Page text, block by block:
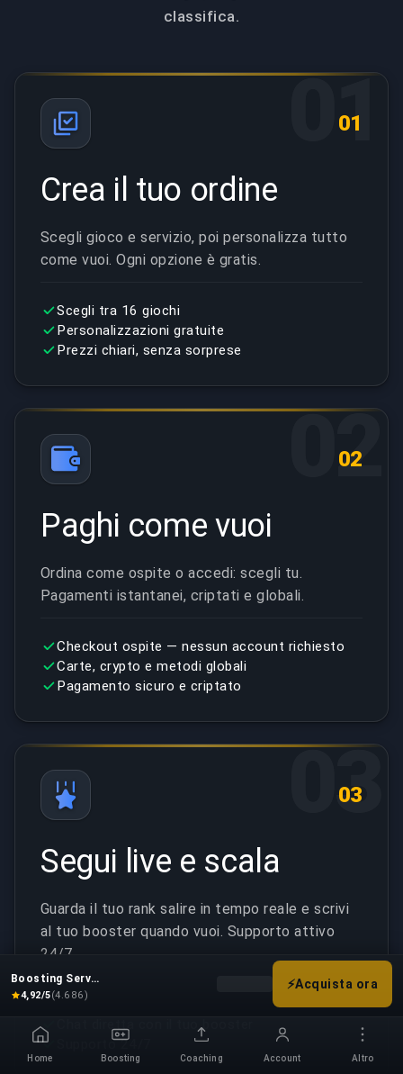
Boosting Service
4,92/5(4.686)
⚡Acquista ora
Scegli le tue opzioni di boost
classifica.
01
01
Crea il tuo ordine
Scegli gioco e servizio, poi personalizza tutto
come vuoi. Ogni opzione è gratis.
Scegli tra 16 giochi
Personalizzazioni gratuite
Prezzi chiari, senza sorprese
02
02
Paghi come vuoi
Ordina come ospite o accedi: scegli tu.
Pagamenti istantanei, criptati e globali.
Checkout ospite — nessun account richiesto
Carte, crypto e metodi globali
Pagamento sicuro e criptato
03
03
Segui live e scala
Guarda il tuo rank salire in tempo reale e scrivi
al tuo booster quando vuoi. Supporto attivo
24/7.
Tracciamento ordine live
Chat diretta con il tuo booster
Supporto 24/7
Home Boosting Coaching Account Altro